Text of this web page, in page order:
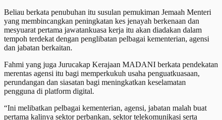
Beliau berkata penubuhan itu susulan pemukiman Jemaah Menteri
yang membincangkan peningkatan kes jenayah berkenaan dan
mesyuarat pertama jawatankuasa kerja itu akan diadakan dalam
tempoh terdekat dengan penglibatan pelbagai kementerian, agensi
dan jabatan berkaitan.
Fahmi yang juga Jurucakap Kerajaan MADANI berkata pendekatan
merentas agensi itu bagi memperkukuh usaha penguatkuasaan,
perundangan dan siasatan bagi meningkatkan keselamatan
pengguna di platform digital.
“Ini melibatkan pelbagai kementerian, agensi, jabatan malah buat
pertama kalinya sektor perbankan, sektor telekomunikasi serta